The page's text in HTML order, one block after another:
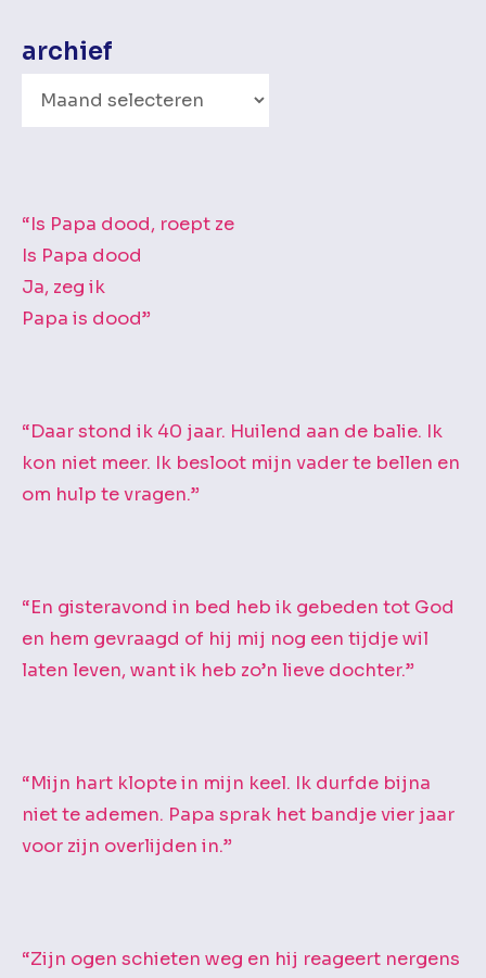
archief
i
e
f
“Is Papa dood, roept ze
Is Papa dood
Ja, zeg ik
Papa is dood”
“Daar stond ik 40 jaar. Huilend aan de balie. Ik
kon niet meer. Ik besloot mijn vader te bellen en
om hulp te vragen.”
“En gisteravond in bed heb ik gebeden tot God
en hem gevraagd of hij mij nog een tijdje wil
laten leven, want ik heb zo’n lieve dochter.”
“Mijn hart klopte in mijn keel. Ik durfde bijna
niet te ademen. Papa sprak het bandje vier jaar
voor zijn overlijden in.”
“Zijn ogen schieten weg en hij reageert nergens